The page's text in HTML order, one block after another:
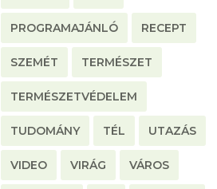
PROGRAMAJÁNLÓ RECEPT
SZEMÉT TERMÉSZET
TERMÉSZETVÉDELEM
TUDOMÁNY TÉL UTAZÁS
VIDEO VIRÁG VÁROS